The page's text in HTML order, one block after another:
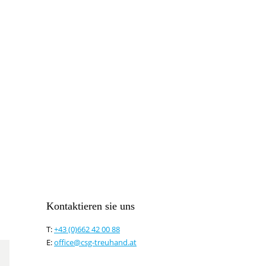
Kontaktieren sie uns
T:+43 (0)662 42 00 88
E:office@csg-treuhand.at